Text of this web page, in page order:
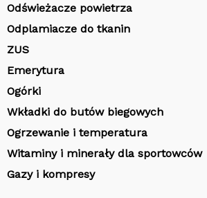
Odświeżacze powietrza
Odplamiacze do tkanin
ZUS
Emerytura
Ogórki
Wkładki do butów biegowych
Ogrzewanie i temperatura
Witaminy i minerały dla sportowców
Gazy i kompresy